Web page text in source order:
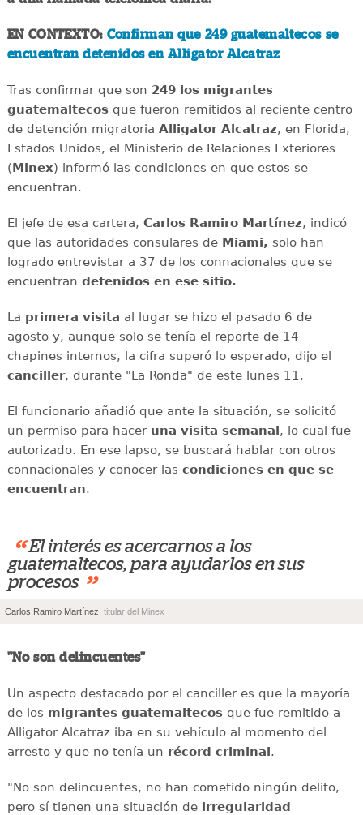
EN CONTEXTO: Confirman que 249 guatemaltecos se
encuentran detenidos en Alligator Alcatraz
Tras confirmar que son 249 los migrantes
guatemaltecosque fueron remitidos al reciente centro
de detención migratoria Alligator Alcatraz, en Florida,
Estados Unidos, el Ministerio de Relaciones Exteriores
(Minex) informó las condiciones en que estos se
encuentran.
El jefe de esa cartera, Carlos Ramiro Martínez, indicó
que las autoridades consulares de Miami, solo han
logrado entrevistar a 37 de los connacionales que se
encuentran detenidos en ese sitio.
La primera visita al lugar se hizo el pasado 6 de
agosto y, aunque solo se tenía el reporte de 14
chapines internos, la cifra superó lo esperado, dijo el
canciller, durante "La Ronda" de este lunes 11.
El funcionario añadió que ante la situación, se solicitó
un permiso para hacer una visita semanal, lo cual fue
autorizado. En ese lapso, se buscará hablar con otros
connacionales y conocer las condiciones en que se
encuentran.
“ El interés es acercarnos a los
guatemaltecos, para ayudarlos en sus
procesos ”
Carlos Ramiro Martínez , titular del Minex
"No son delincuentes"
Un aspecto destacado por el canciller es que la mayoría
de los migrantes guatemaltecosque fue remitido a
Alligator Alcatraz iba en su vehículo al momento del
arresto y que no tenía un récord criminal.
"No son delincuentes, no han cometido ningún delito,
pero sí tienen una situación deirregularidad